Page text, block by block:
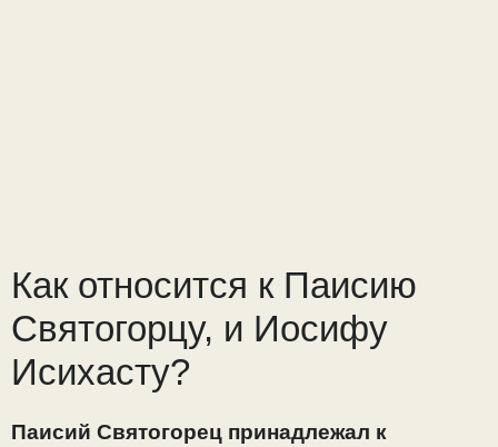
Как относится к Паисию
Святогорцу, и Иосифу
Исихасту?
Паисий Святогорец принадлежал к